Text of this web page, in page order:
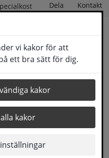
vi kakor för att
ett bra sätt för dig.
kakor
kakor
Dela Kontakt
läkare eller dietist.
snart som möjligt, men
intyget gått ut under